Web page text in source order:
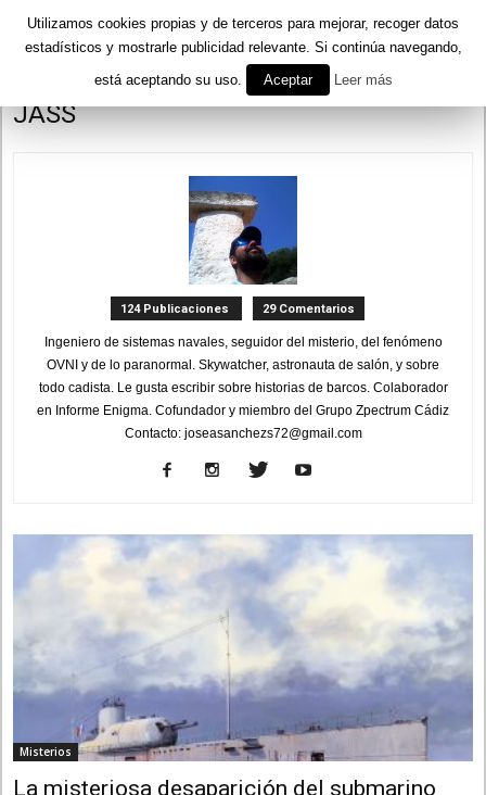
Autores Publicado por JASS
JASS
124 Publicaciones 29 Comentarios
Ingeniero de sistemas navales, seguidor del misterio, del fenómeno
OVNI y de lo paranormal. Skywatcher, astronauta de salón, y sobre
todo cadista. Le gusta escribir sobre historias de barcos. Colaborador
en Informe Enigma. Cofundador y miembro del Grupo Zpectrum Cádiz
Contacto: joseasanchezs72@gmail.com
Misterios
La misteriosa desaparición del submarino
Utilizamos cookies propias y de terceros para mejorar, recoger datos
estadísticos y mostrarle publicidad relevante. Si continúa navegando,
está aceptando su uso.
Aceptar Leer más